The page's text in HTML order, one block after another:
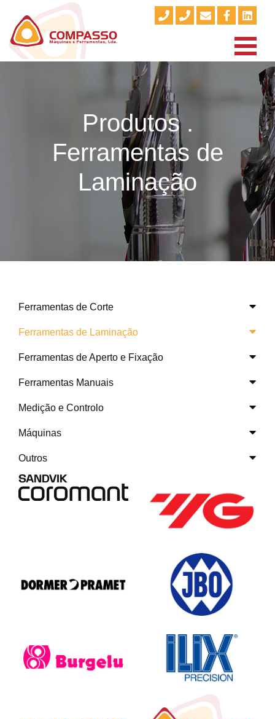
Produtos .
Ferramentas de
Laminação
Ferramentas de Corte
Ferramentas de Laminação
Ferramentas de Aperto e Fixação
Ferramentas Manuais
Medição e Controlo
Máquinas
Outros